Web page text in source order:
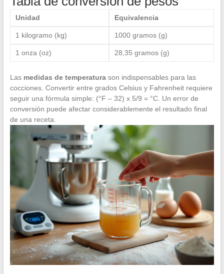
Unidad Equivalencia
1 kilogramo (kg) 1000 gramos (g)
1 onza (oz) 28,35 gramos (g)
Las medidas de temperaturason indispensables para las
cocciones. Convertir entre grados Celsius y Fahrenheit requiere
seguir una fórmula simple: (°F – 32) x 5/9 = °C. Un error de
conversión puede afectar considerablemente el resultado final
de una receta.